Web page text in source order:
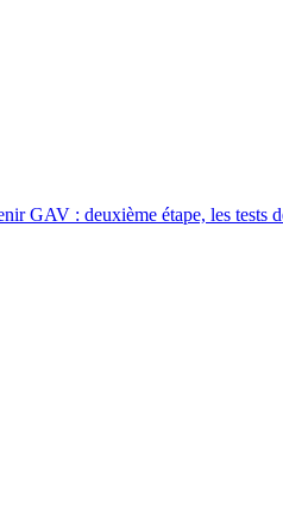
GAV : deuxième étape, les tests